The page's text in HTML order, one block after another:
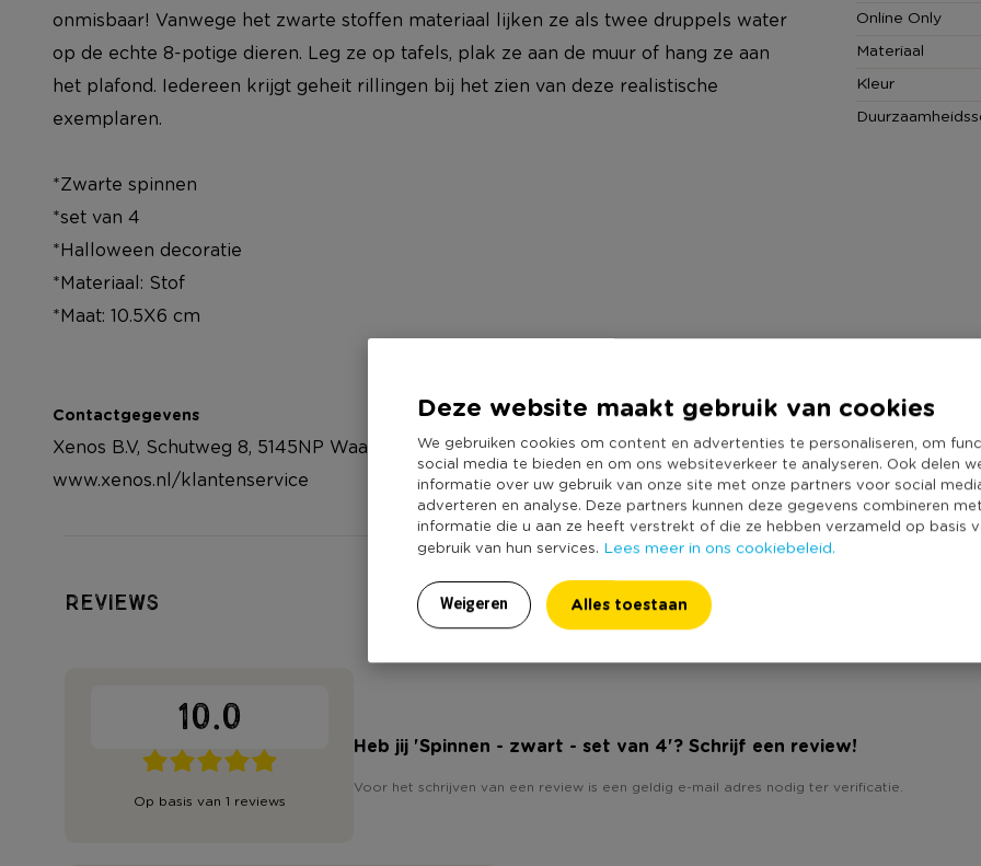
Deze website maakt gebruik van cookies
We gebruiken cookies om content en advertenties te personaliseren, om
social media te bieden en om ons websiteverkeer te analyseren. Ook delen
informatie over uw gebruik van onze site met onze partners voor social
adverteren en analyse. Deze partners kunnen deze gegevens combineren
informatie die u aan ze heeft verstrekt of die ze hebben verzameld op basis
gebruik van hun services. Lees meer in ons cookiebeleid.
Weigeren Alles toestaan
onmisbaar! Vanwege het zwarte stoffen materiaal lijken ze als twee druppels water
op de echte 8-potige dieren. Leg ze op tafels, plak ze aan de muur of hang ze aan
het plafond. Iedereen krijgt geheit rillingen bij het zien van deze realistische
exemplaren.
*Zwarte spinnen
*set van 4
*Halloween decoratie
*Materiaal: Stof
*Maat: 10.5X6 cm
Contactgegevens
Xenos B.V, Schutweg 8, 5145NP Waalwijk, Nederland
www.xenos.nl/klantenservice
Online Only
Materiaal
Kleur
Reviews
10.0
Op basis van 1 reviews
Heb jij 'Spinnen - zwart - set van 4'? Schrijf een review!
Voor het schrijven van een review is een geldig e-mail adres nodig ter verificatie.